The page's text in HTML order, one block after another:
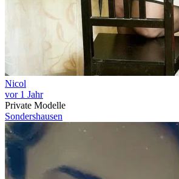
Nicol
vor 1 Jahr
Private Modelle
Sondershausen